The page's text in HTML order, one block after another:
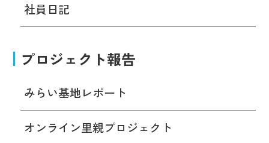
社員日記
プロジェクト報告
みらい基地レポート
オンライン里親プロジェクト